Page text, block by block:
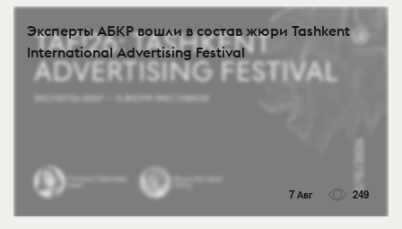
Эксперты АБКР вошли в состав жюри Tashkent
International Advertising Festival
7 Авг 249